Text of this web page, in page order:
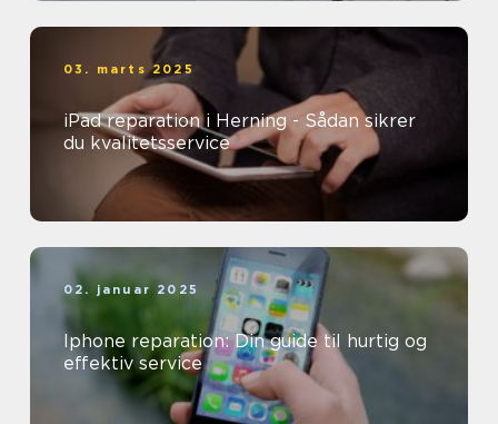
03. marts 2025
iPad reparation i Herning - Sådan sikrer
du kvalitetsservice
02. januar 2025
Iphone reparation: Din guide til hurtig og
effektiv service